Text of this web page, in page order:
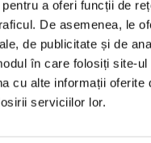
a oferi funcții de
De asemenea, le
de publicitate și de
în care folosiți site-
cu alte informații oferite
serviciilor lor.
7,50 Lei
coș